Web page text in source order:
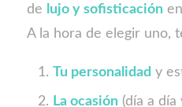
de lujo y sofisticaciónen
A la hora de elegir uno,
Tu personalidad y
La ocasión(día a día